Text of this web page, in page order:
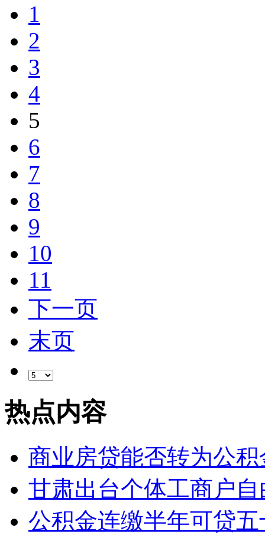
1
2
3
4
5
6
7
8
9
10
11
下一页
末页
热点内容
商业房贷能否转为公
甘肃出台个体工商户
公积金连缴半年可贷五